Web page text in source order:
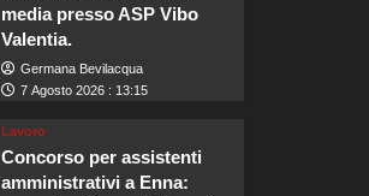
media presso ASP Vibo
Valentia.
Germana Bevilacqua
7 Agosto 2026 : 13:15
Lavoro
Concorso per assistenti
amministrativi a Enna: